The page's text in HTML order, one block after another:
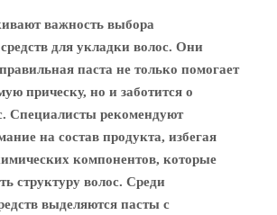
важность выбора
для укладки волос. Они
паста не только помогает
прическу, но и заботится о
Специалисты рекомендуют
на состав продукта, избегая
компонентов, которые
структуру волос. Среди
выделяются пасты с